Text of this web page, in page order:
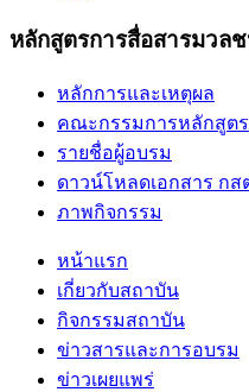
หลักสูตรการสื่อสารมวล
หลักการและเหตุผล
คณะกรรมการหลักสูตร
รายชื่อผู้อบรม
ดาวน์โหลดเอกสาร กส
ภาพกิจกรรม
หน้าแรก
เกี่ยวกับสถาบัน
กิจกรรมสถาบัน
ข่าวสารและการอบรม
ข่าวเผยแพร่